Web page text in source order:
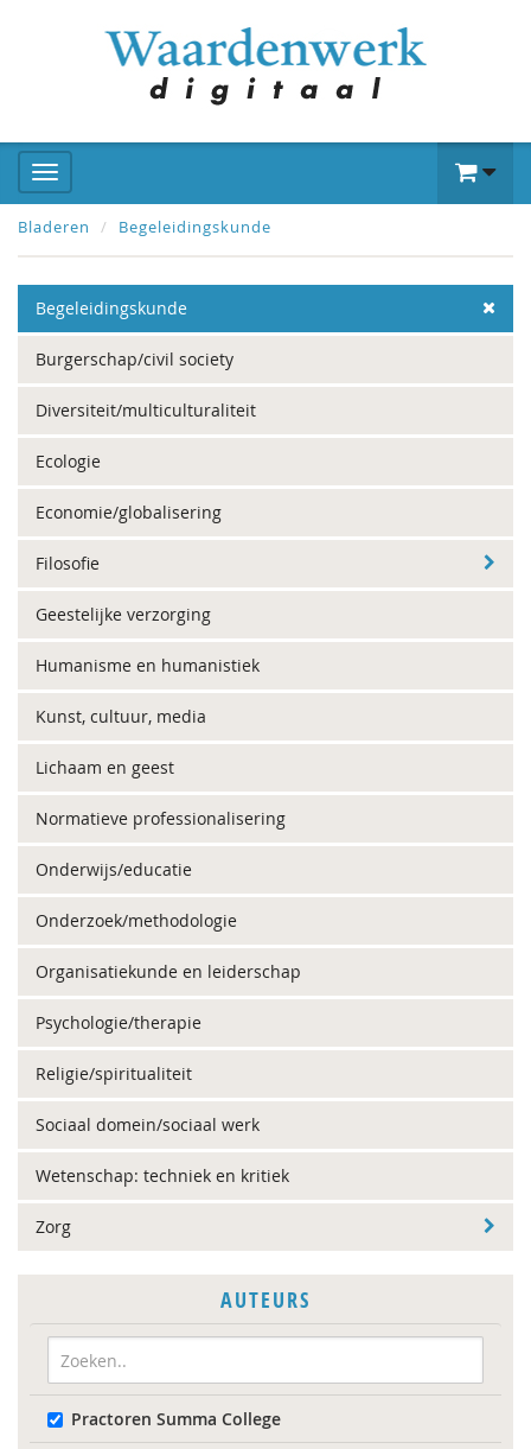
Bladeren Begeleidingskunde
Begeleidingskunde
Burgerschap/civil society
Diversiteit/multiculturaliteit
Ecologie
Economie/globalisering
Filosofie
Geestelijke verzorging
Humanisme en humanistiek
Kunst, cultuur, media
Lichaam en geest
Normatieve professionalisering
Onderwijs/educatie
Onderzoek/methodologie
Organisatiekunde en leiderschap
Psychologie/therapie
Religie/spiritualiteit
Sociaal domein/sociaal werk
Wetenschap: techniek en kritiek
Zorg
AUTEURS
Practoren Summa College